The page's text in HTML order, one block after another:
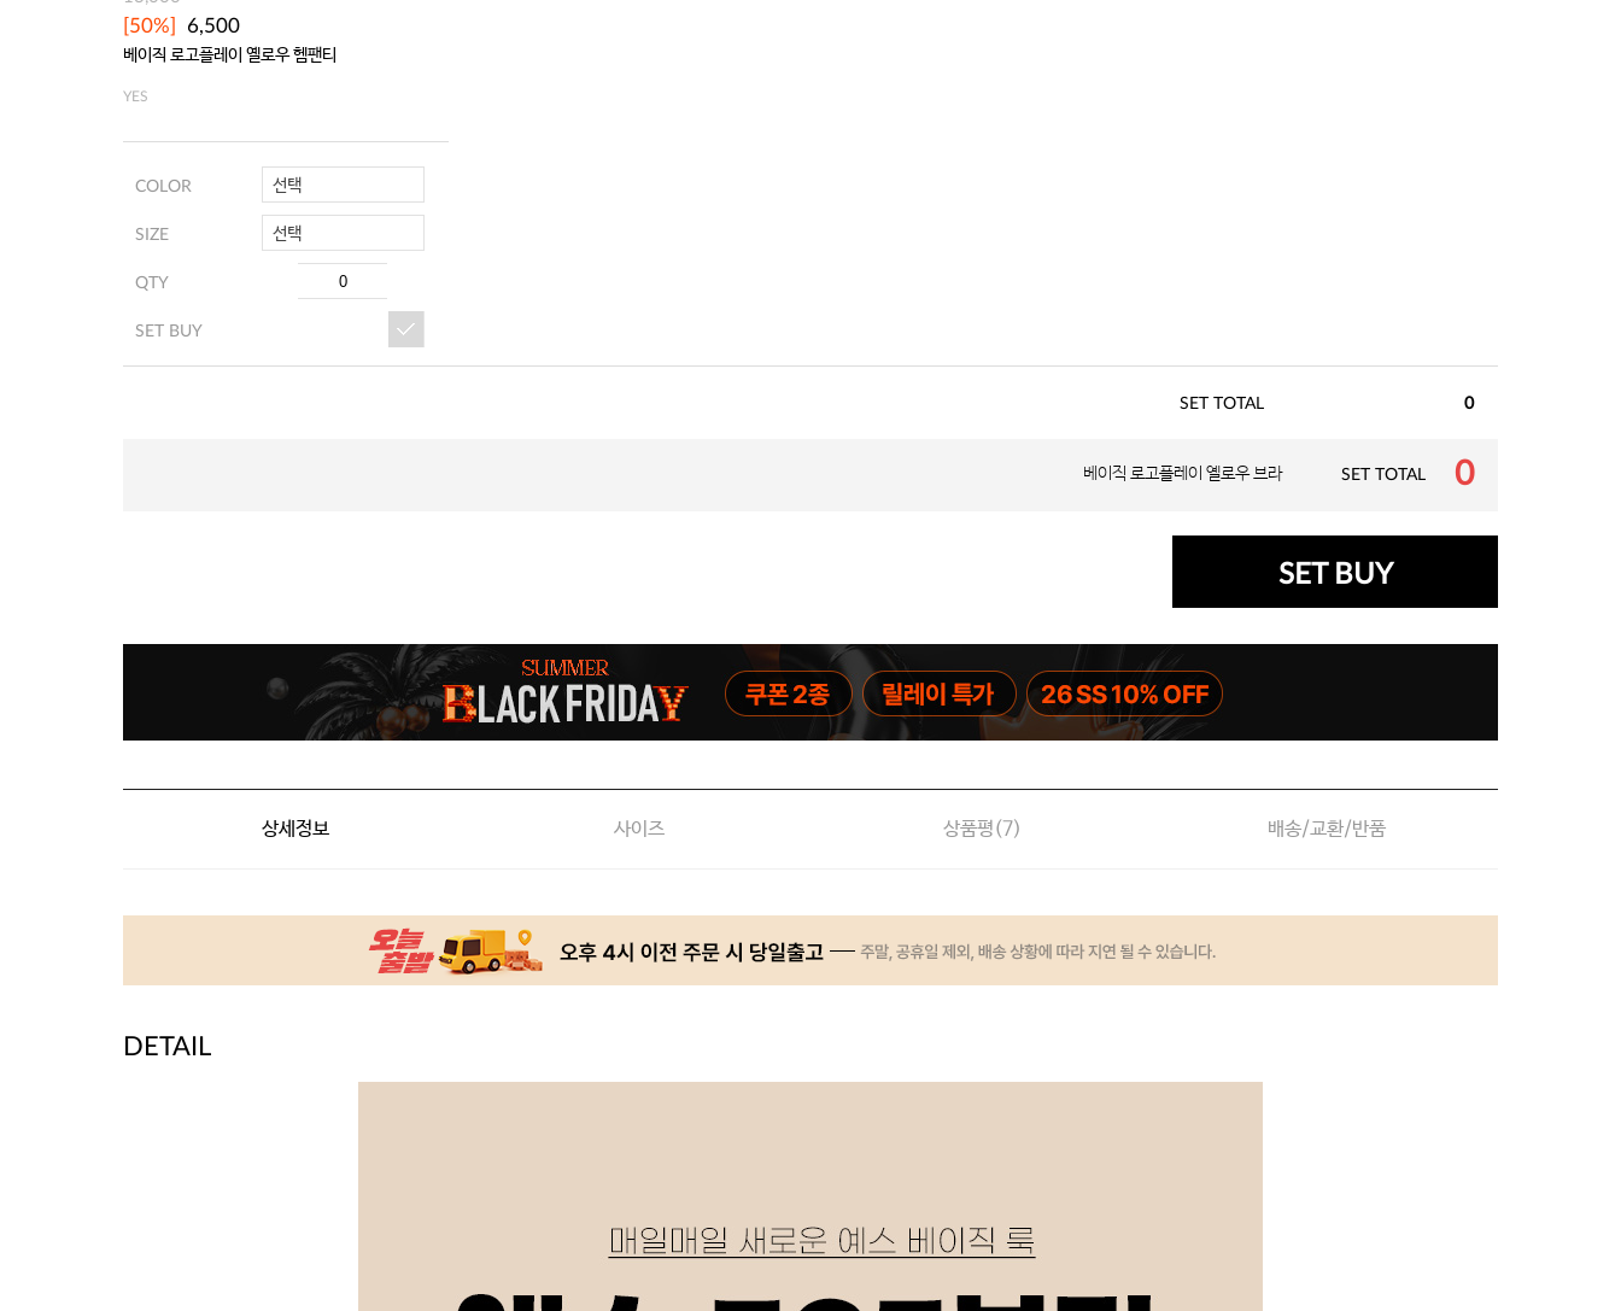
[50%] 6,500
베이직 로고플레이 옐로우 헴팬티
YES
COLOR 선택
SIZE 선택
QTY
SET BUY
SET TOTAL 0
베이직 로고플레이 옐로우 브라 SET TOTAL 0
SET BUY
상세정보 사이즈 상품평(7) 배송/교환/반품
DETAIL